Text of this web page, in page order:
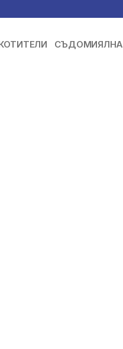
СЪДОМИЯЛНА